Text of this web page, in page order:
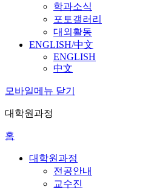
학과소식
포토갤러리
대외활동
ENGLISH/中文
ENGLISH
中文
모바일메뉴 닫기
대학원과정
홈
대학원과정
전공안내
교수진